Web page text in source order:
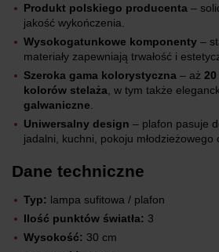
Produkt polskiego producenta –
jakość wykończenia.
Wysokogatunkowe komponenty –
materiały zapewniają trwałość i
Szeroka gama kolorystyczna – aż
kolorów stelaża , w tym także
galwaniczne
Uniwersalny design – plafon pasuje
jadalni, kuchni, pokoju młodzieżowego
Dane techniczne
Typ: lampa sufitowa / plafon
Ilość punktów światła: 3
Wysokość: 30 cm